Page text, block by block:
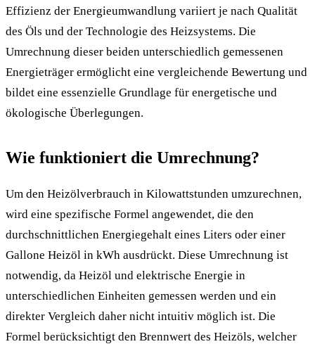
Effizienz der Energieumwandlung variiert je nach Qualität
des Öls und der Technologie des Heizsystems. Die
Umrechnung dieser beiden unterschiedlich gemessenen
Energieträger ermöglicht eine vergleichende Bewertung und
bildet eine essenzielle Grundlage für energetische und
ökologische Überlegungen.
Wie funktioniert die Umrechnung?
Um den Heizölverbrauch in Kilowattstunden umzurechnen,
wird eine spezifische Formel angewendet, die den
durchschnittlichen Energiegehalt eines Liters oder einer
Gallone Heizöl in kWh ausdrückt. Diese Umrechnung ist
notwendig, da Heizöl und elektrische Energie in
unterschiedlichen Einheiten gemessen werden und ein
direkter Vergleich daher nicht intuitiv möglich ist. Die
Formel berücksichtigt den Brennwert des Heizöls, welcher